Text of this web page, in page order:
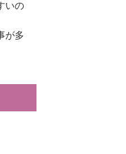
いの
が多